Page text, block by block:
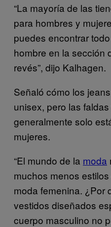
“La mayoría de las
para hombres y
puedes encontrar
hombre en la sección
revés”, dijo Kalhagen.
Señaló cómo los
unisex, pero las
generalmente solo
mujeres.
“El mundo de la moda
muchos menos
moda femenina. ¿Por
vestidos diseñados
cuerpo masculino no